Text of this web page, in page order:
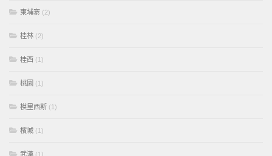
柬埔寨 (2)
桂林 (2)
桂西 (1)
桃園 (1)
模里西斯 (1)
檳城 (1)
武漢 (1)